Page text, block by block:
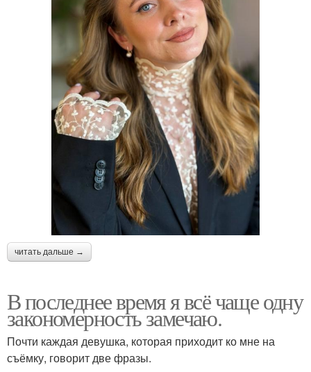
читать дальше →
В последнее время я всё чаще одну
закономерность замечаю.
Почти каждая девушка, которая приходит ко мне на
съёмку, говорит две фразы.